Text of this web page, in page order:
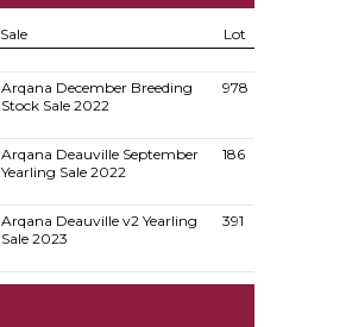
Sale
Lot
Arqana December Breeding
Stock Sale 2022
978
Arqana Deauville September
Yearling Sale 2022
186
Arqana Deauville v2 Yearling
Sale 2023
391